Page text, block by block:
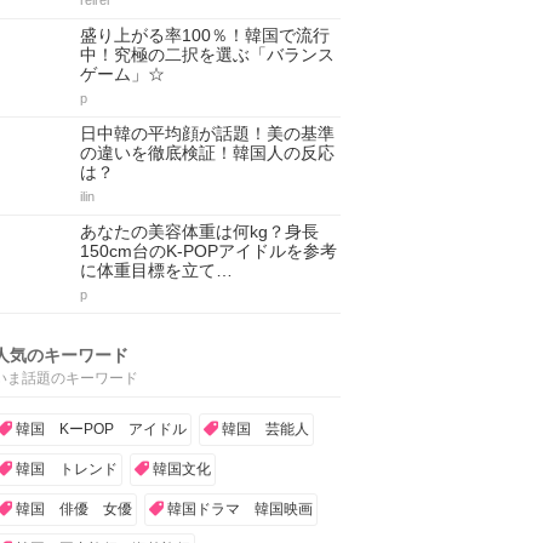
盛り上がる率100％！韓国で流行
中！究極の二択を選ぶ「バランス
ゲーム」☆
p
日中韓の平均顔が話題！美の基準
の違いを徹底検証！韓国人の反応
は？
ilin
あなたの美容体重は何kg？身長
150cm台のK-POPアイドルを参考
に体重目標を立て…
p
気のキーワード
ま話題のキーワード
韓国 KーPOP アイドル 韓国 芸能人
韓国 トレンド 韓国文化
韓国 俳優 女優 韓国ドラマ 韓国映画